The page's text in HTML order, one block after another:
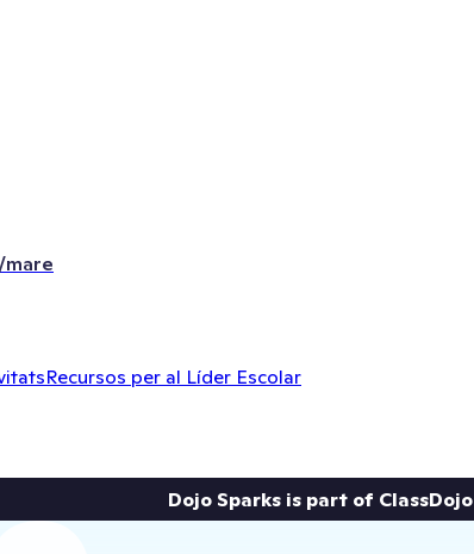
mare
Recursos per al Líder Escolar
Dojo Sparks is part of ClassDojo